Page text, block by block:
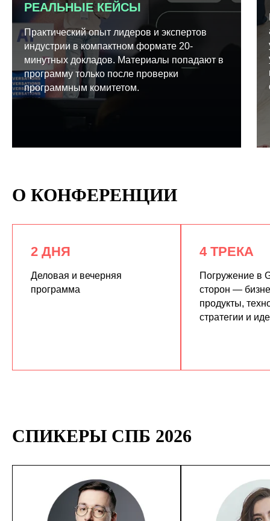
РЕАЛЬНЫЕ КЕЙСЫ
Практический опыт лидеров и экспертов
индустрии в компактном формате 20-
минутных докладов. Материалы попадают в
программу только после проверки
программным комитетом.
О КОНФЕРЕНЦИИ
2 ДНЯ
Деловая и вечерняя
программа
4 ТРЕКА
Погружение в
сторон —
продукты,
стратегии и
СПИКЕРЫ СПБ 2026